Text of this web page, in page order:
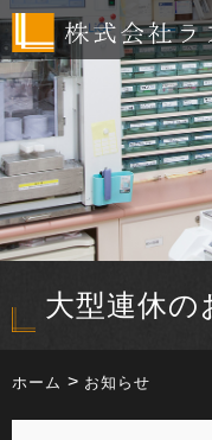
大型連休の
ホーム お知らせ